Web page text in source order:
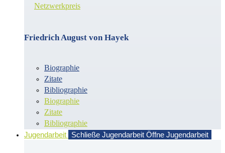
Netzwerkpreis
Friedrich August von Hayek
Biographie
Zitate
Bibliographie
Biographie
Zitate
Bibliographie
Jugendarbeit
Schließe Jugendarbeit Öffne Jugendarbeit